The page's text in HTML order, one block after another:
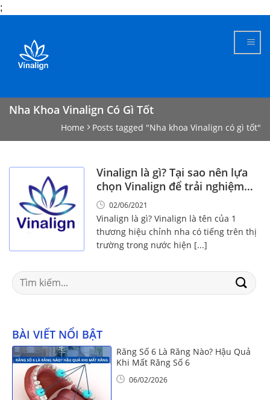
;
content
Nha Khoa Vinalign Có Gì Tốt
Home Posts tagged "Nha khoa Vinalign có gì tốt"
Vinalign là gì? Tại sao nên lựa
chọn Vinalign để trải nghiệm
các dịch vụ
02/06/2021
Vinalign là gì? Vinalign là tên của 1
thương hiệu chỉnh nha có tiếng trên thị
trường trong nước hiện [...]
Search
for:
BÀI VIẾT NỔI BẬT
Răng Số 6 Là Răng Nào? Hậu Quả
Khi Mất Răng Số 6
06/02/2026